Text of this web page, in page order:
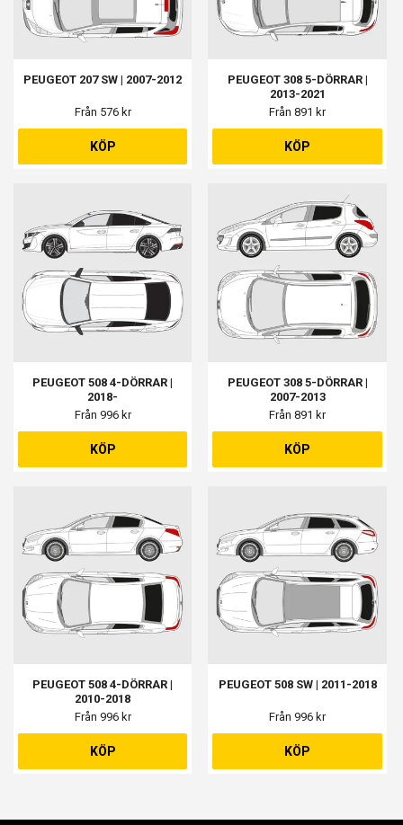
PEUGEOT 207 SW | 2007-2012
Från 576 kr
KÖP
PEUGEOT 308 5-DÖRRAR |
2013-2021
Från 891 kr
KÖP
PEUGEOT 508 4-DÖRRAR |
2018-
Från 996 kr
KÖP
PEUGEOT 308 5-DÖRRAR |
2007-2013
Från 891 kr
KÖP
PEUGEOT 508 4-DÖRRAR |
2010-2018
Från 996 kr
KÖP
PEUGEOT 508 SW | 2011-2018
Från 996 kr
KÖP